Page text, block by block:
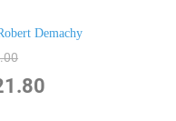
Demachy